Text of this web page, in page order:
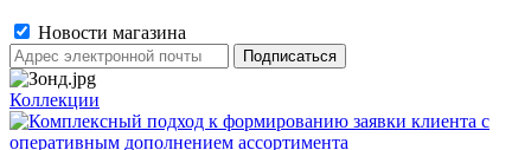
Новости магазина
Коллекции